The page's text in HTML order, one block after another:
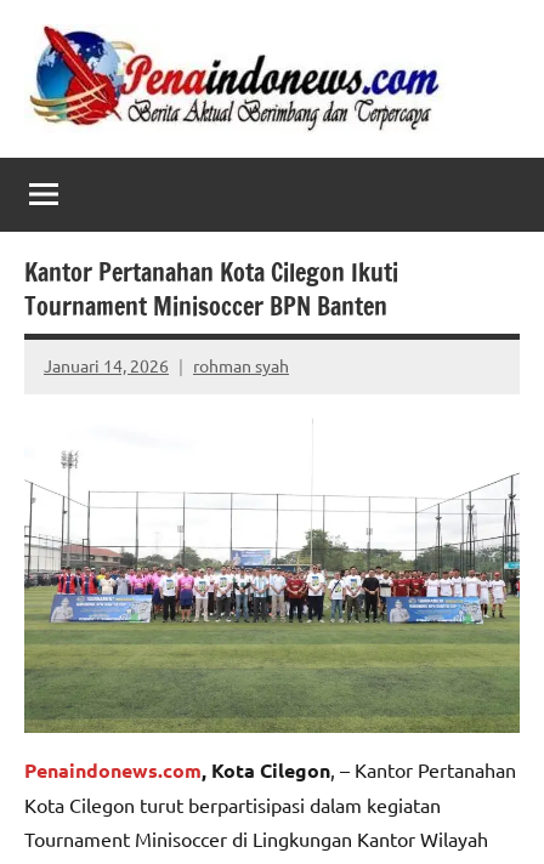
content
Kantor Pertanahan Kota Cilegon Ikuti
Tournament Minisoccer BPN Banten
Januari 14, 2026 rohman syah
No
Penaindonews.com, Kota Cilegon, – Kantor Pertanahan
Kota Cilegon turut berpartisipasi dalam kegiatan
Tournament Minisoccer di Lingkungan Kantor Wilayah